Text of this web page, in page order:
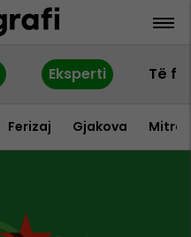
Eksperti Të
Ferizaj Gjakova